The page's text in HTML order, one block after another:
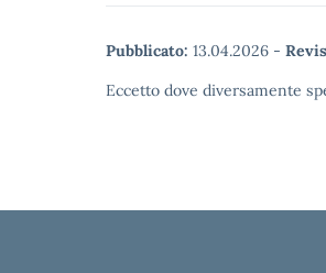
Pubblicato: 13.04.2026 -
Eccetto dove diversamente